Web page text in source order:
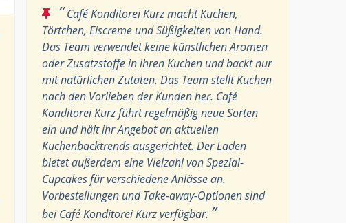
“Café Konditorei Kurz macht Kuchen,
Törtchen, Eiscreme und Süßigkeiten von Hand.
Das Team verwendet keine künstlichen Aromen
oder Zusatzstoffe in ihren Kuchen und backt nur
mit natürlichen Zutaten. Das Team stellt Kuchen
nach den Vorlieben der Kunden her. Café
Konditorei Kurz führt regelmäßig neue Sorten
ein und hält ihr Angebot an aktuellen
Kuchenbacktrends ausgerichtet. Der Laden
bietet außerdem eine Vielzahl von Spezial-
Cupcakes für verschiedene Anlässe an.
Vorbestellungen und Take-away-Optionen sind
bei Café Konditorei Kurz verfügbar. ”